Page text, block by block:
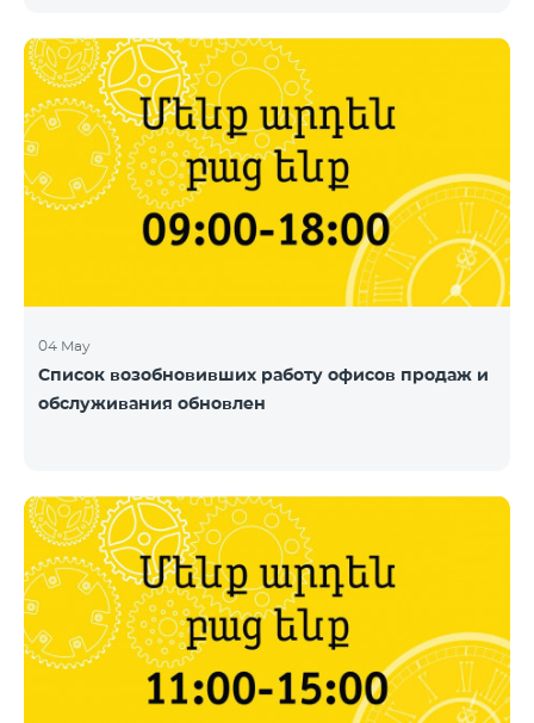
04 May
Список возобновивших работу офисов продаж и
обслуживания обновлен